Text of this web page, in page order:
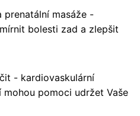
prenatální masáže -
bolesti zad a zlepšit
- kardiovaskulární
pomoci udržet Vaše